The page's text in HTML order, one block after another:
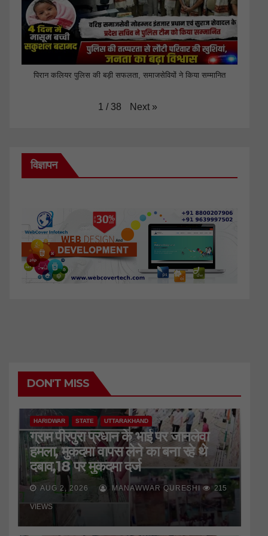
पिरान कलियर पुलिस की बड़ी सफलता, समाजसेवियों ने किया सम्मानित
1 / 38 Next »
विज्ञापन
DON'T MISS
HARIDWAR STATE UTTARAKHAND
ग्राम पीरपुरा प्रधान के भाई पर जानलेवा
हमला, मुकदमा वापस लेने का बना रहे थे
दबाव,18 पर मुकदमा दर्ज
AUG 2, 2026 MANAWWAR QURESHI 215
VIEWS